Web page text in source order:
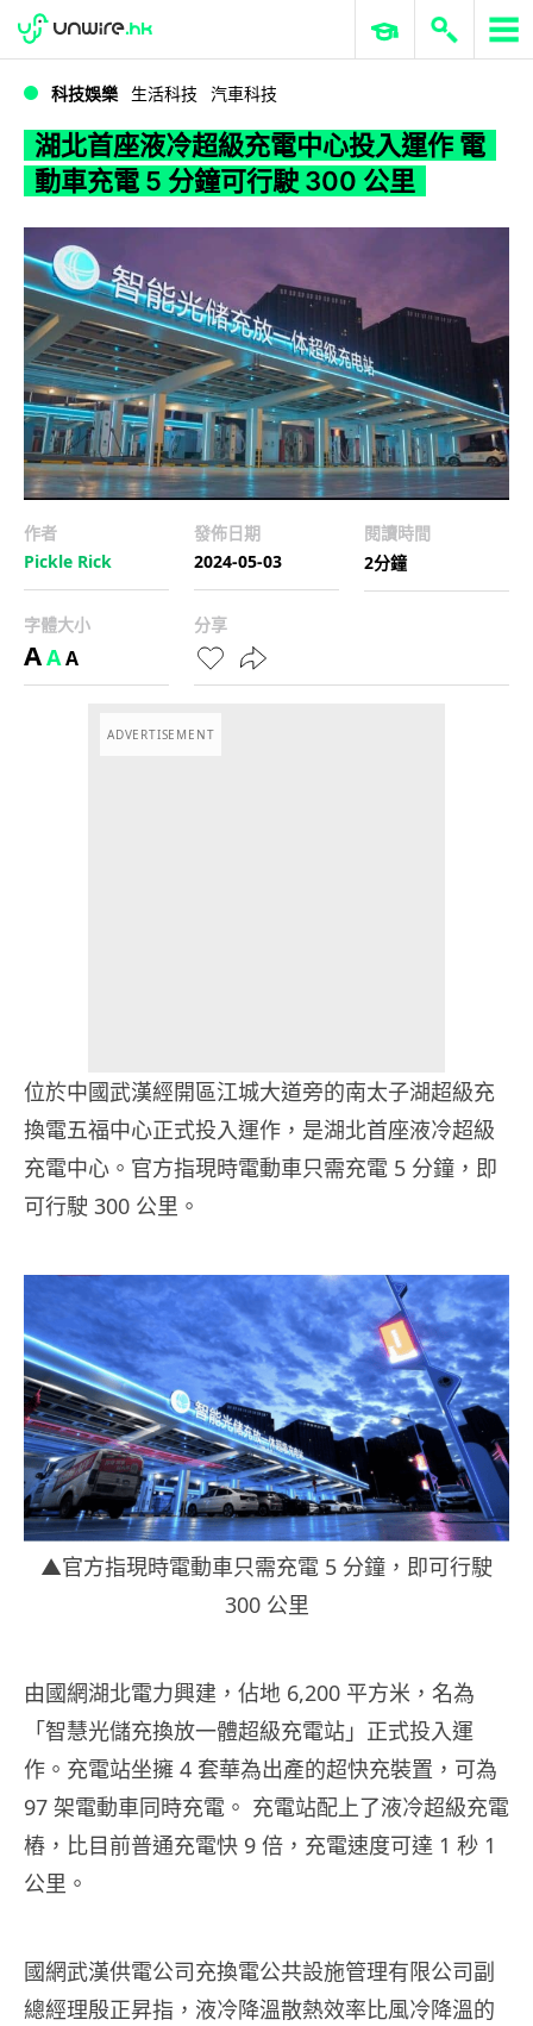
WWDC 2026 ERP 與商業 AI
科技娛樂 生活科技 汽車科技
湖北首座液冷超級充電中心投入運作 電
動車充電 5 分鐘可行駛 300 公里
作者
Pickle Rick
發佈日期
2024-05-03
閱讀時間
2分鐘
字體大小
AAA
分享
ADVERTISEMENT
位於中國武漢經開區江城大道旁的南太子湖超級充
換電五福中心正式投入運作，是湖北首座液冷超級
充電中心。官方指現時電動車只需充電 5 分鐘，即
可行駛 300 公里。
▲官方指現時電動車只需充電 5 分鐘，即可行駛
300 公里
由國網湖北電力興建，佔地 6,200 平方米，名為
「智慧光儲充換放一體超級充電站」正式投入運
作。充電站坐擁 4 套華為出產的超快充裝置，可為
97 架電動車同時充電。 充電站配上了液冷超級充電
樁，比目前普通充電快 9 倍，充電速度可達 1 秒 1
公里。
國網武漢供電公司充換電公共設施管理有限公司副
總經理殷正昇指，液冷降溫散熱效率比風冷降溫的